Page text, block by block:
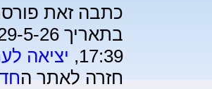
17:39, יציאה
חזרה לאתר ה